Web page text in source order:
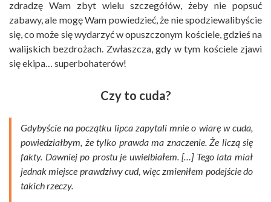
zdradzę Wam zbyt wielu szczegółów, żeby nie popsuć
zabawy, ale mogę Wam powiedzieć, że nie spodziewalibyście
się, co może się wydarzyć w opuszczonym kościele, gdzieś na
walijskich bezdrożach. Zwłaszcza, gdy w tym kościele zjawi
się ekipa… superbohaterów!
Czy to cuda?
Gdybyście na początku lipca zapytali mnie o wiarę w cuda,
powiedziałbym, że tylko prawda ma znaczenie. Że liczą się
fakty. Dawniej po prostu je uwielbiałem. […] Tego lata miał
jednak miejsce prawdziwy cud, więc zmieniłem podejście do
takich rzeczy.